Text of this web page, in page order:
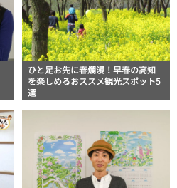
ひと足お先に春爛漫！早春の高知
を楽しめるおススメ観光スポット5
選